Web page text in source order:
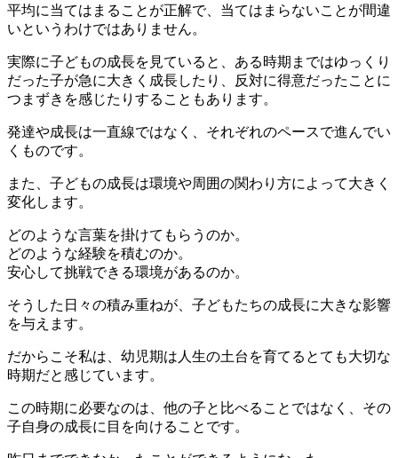
平均に当てはまることが正解で、当てはまらないことが間違
いというわけではありません。
実際に子どもの成長を見ていると、ある時期まではゆっくり
だった子が急に大きく成長したり、反対に得意だったことに
つまずきを感じたりすることもあります。
発達や成長は一直線ではなく、それぞれのペースで進んでい
くものです。
また、子どもの成長は環境や周囲の関わり方によって大きく
変化します。
どのような言葉を掛けてもらうのか。
どのような経験を積むのか。
安心して挑戦できる環境があるのか。
そうした日々の積み重ねが、子どもたちの成長に大きな影響
を与えます。
だからこそ私は、幼児期は人生の土台を育てるとても大切な
時期だと感じています。
この時期に必要なのは、他の子と比べることではなく、その
子自身の成長に目を向けることです。